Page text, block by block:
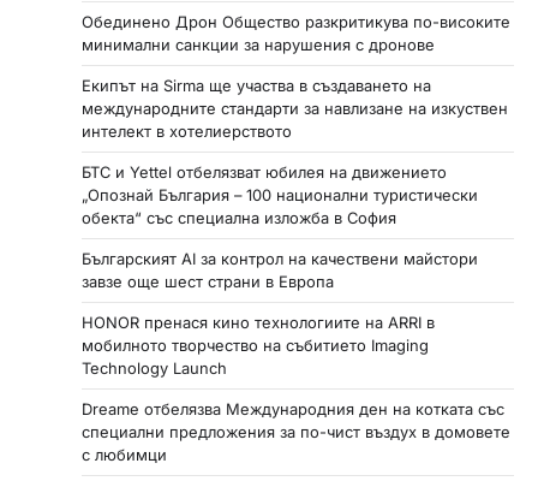
Обединено Дрон Общество разкритикува по-високите
минимални санкции за нарушения с дронове
Екипът на Sirma ще участва в създаването на
международните стандарти за навлизане на изкуствен
интелект в хотелиерството
БТС и Yettel отбелязват юбилея на движението
„Опознай България – 100 национални туристически
обекта“ със специална изложба в София
Българският AI за контрол на качествени майстори
завзе още шест страни в Европа
HONOR пренася кино технологиите на ARRI в
мобилното творчество на събитието Imaging
Technology Launch
Dreame отбелязва Международния ден на котката със
специални предложения за по-чист въздух в домовете
с любимци